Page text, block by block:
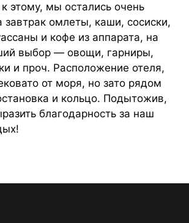
этому, мы остались очень
завтрак омлеты, каши, сосиски,
и кофе из аппарата, на
выбор — овощи, гарниры,
и проч. Расположение отеля,
от моря, но зато рядом
и кольцо. Подытожив,
благодарность за наш